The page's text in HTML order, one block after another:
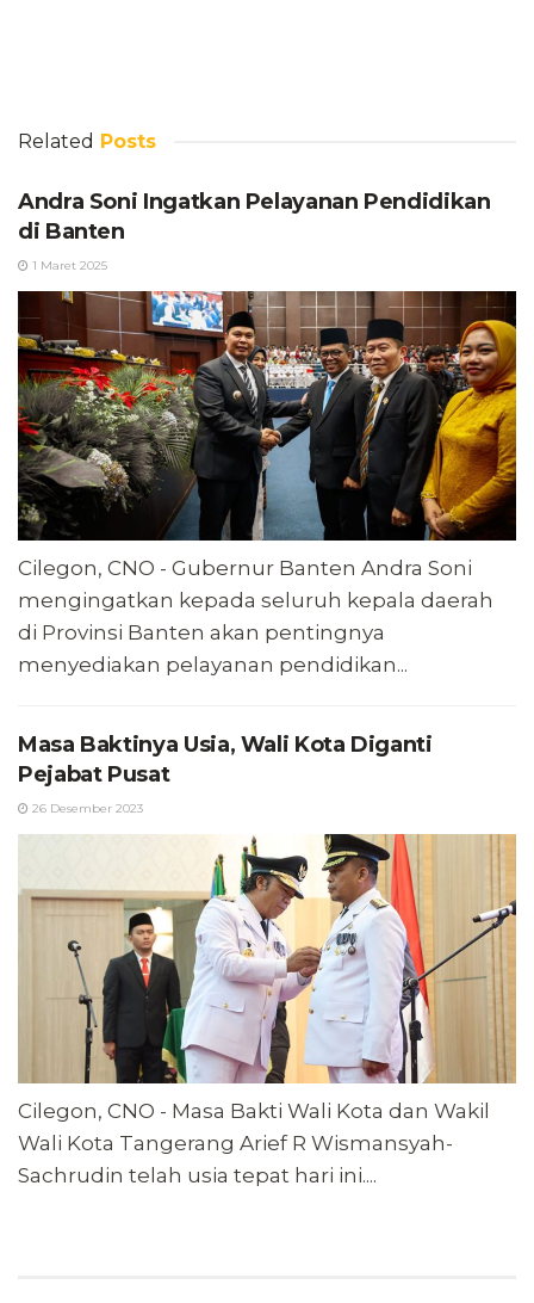
Related Posts
Andra Soni Ingatkan Pelayanan Pendidikan
di Banten
1 Maret 2025
Cilegon, CNO - Gubernur Banten Andra Soni
mengingatkan kepada seluruh kepala daerah
di Provinsi Banten akan pentingnya
menyediakan pelayanan pendidikan...
Masa Baktinya Usia, Wali Kota Diganti
Pejabat Pusat
26 Desember 2023
Cilegon, CNO - Masa Bakti Wali Kota dan Wakil
Wali Kota Tangerang Arief R Wismansyah-
Sachrudin telah usia tepat hari ini....